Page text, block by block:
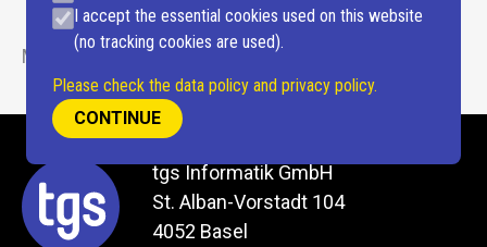
Individualsupport
Schnittstellen
MWST Nummer: CHE-113.463.048 MWST
tgs Informatik GmbH
St. Alban-Vorstadt 104
4052 Basel
I accept the essential cookies used on this website
(no tracking cookies are used).
Please check the data policy and privacy policy.
CONTINUE